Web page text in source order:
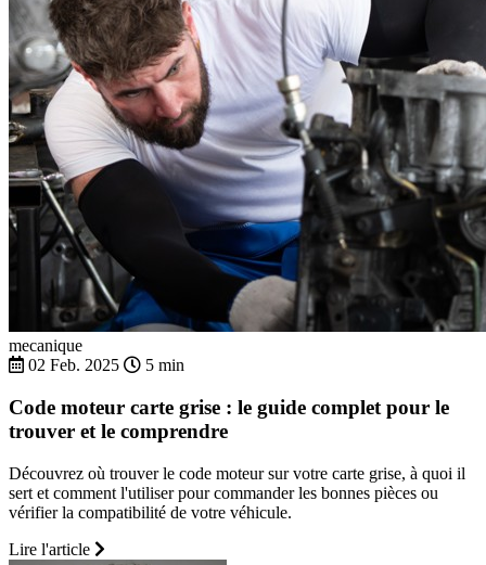
mecanique
02 Feb. 2025
5 min
Code moteur carte grise : le guide complet pour le
trouver et le comprendre
Découvrez où trouver le code moteur sur votre carte grise, à quoi il
sert et comment l'utiliser pour commander les bonnes pièces ou
vérifier la compatibilité de votre véhicule.
Lire l'article